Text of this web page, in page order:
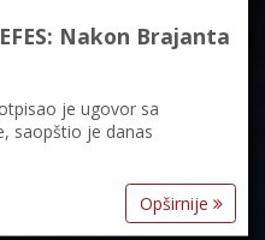
Nakon Brajanta
je ugovor sa
saopštio je danas
Opširnije